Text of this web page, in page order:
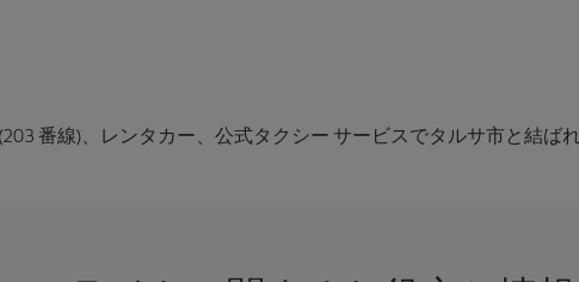
番線)、レンタカー、公式タクシー サービスでタルサ市と結ば